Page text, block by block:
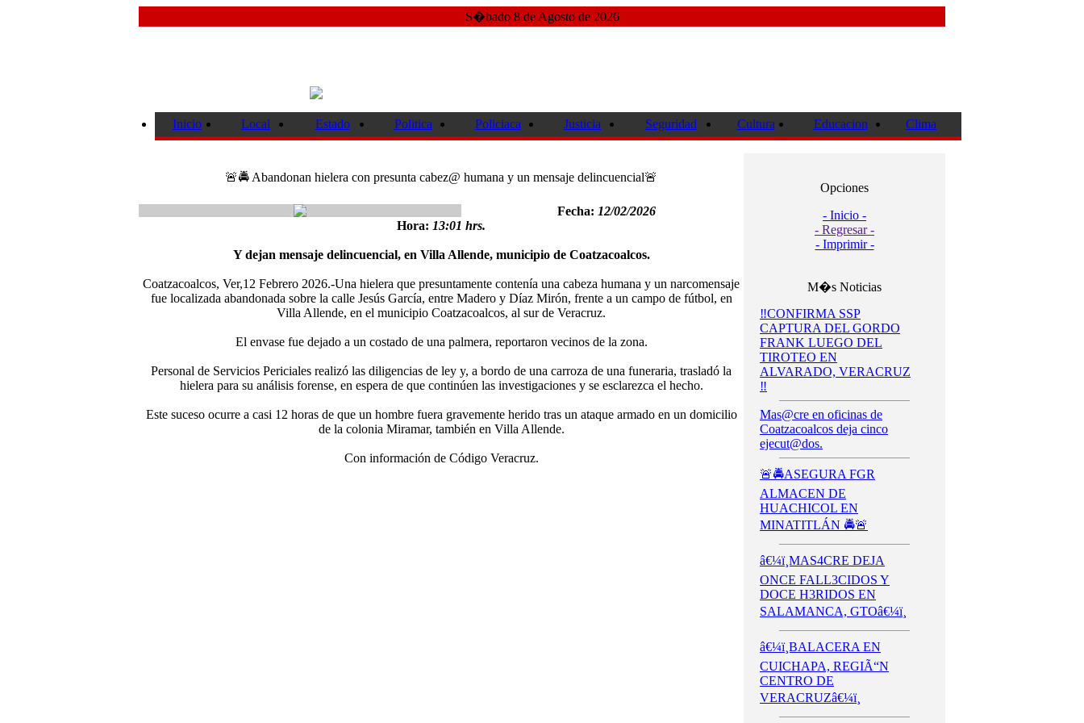
S�bado 8 de Agosto de 2026
Inicio Local Estado Politica Policiaca Justicia Seguridad Cultura Educacion Clima
🚨🚔 Abandonan hielera con presunta cabez@ humana y un mensaje delincuencial🚨
Fecha: 12/02/2026
Hora: 13:01 hrs.
Y dejan mensaje delincuencial, en Villa Allende, municipio de Coatzacoalcos.
Coatzacoalcos, Ver,12 Febrero 2026.-Una hielera que presuntamente contenía una cabeza humana y un narcomensaje
fue localizada abandonada sobre la calle Jesús García, entre Madero y Díaz Mirón, frente a un campo de fútbol, en
Villa Allende, en el municipio Coatzacoalcos, al sur de Veracruz.
El envase fue dejado a un costado de una palmera, reportaron vecinos de la zona.
Personal de Servicios Periciales realizó las diligencias de ley y, a bordo de una carroza de una funeraria, trasladó la
hielera para su análisis forense, en espera de que continúen las investigaciones y se esclarezca el hecho.
Este suceso ocurre a casi 12 horas de que un hombre fuera gravemente herido tras un ataque armado en un domicilio
de la colonia Miramar, también en Villa Allende.
Con información de Código Veracruz.
Opciones
- Inicio -
- Regresar -
- Imprimir -
M�s Noticias
‼️CONFIRMA SSP
CAPTURA DEL GORDO
FRANK LUEGO DEL
TIROTEO EN
ALVARADO, VERACRUZ
‼️
Mas@cre en oficinas de
Coatzacoalcos deja cinco
ejecut@dos.
🚨🚔ASEGURA FGR
ALMACEN DE
HUACHICOL EN
MINATITLÁN 🚔🚨
â€¼ï¸MAS4CRE DEJA
ONCE FALL3CIDOS Y
DOCE H3RIDOS EN
SALAMANCA, GTOâ€¼ï¸
â€¼ï¸BALACERA EN
CUICHAPA, REGIÃ“N
CENTRO DE
VERACRUZâ€¼ï¸